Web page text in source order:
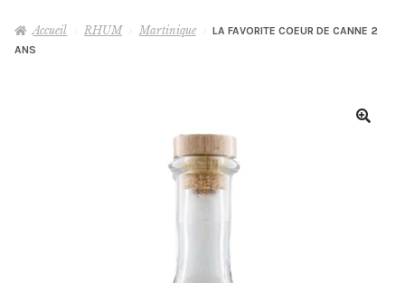
menu
WHISKY
Accueil RHUM Martinique
LA FAVORITE COEUR DE CANNE 2
ANS